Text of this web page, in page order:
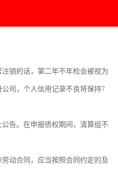
销的话，第二年不年检会被视为
司，个人信用记录不良将保持7
告。在申报债权期间，清算组不
动合同，应当按照合同约定的及